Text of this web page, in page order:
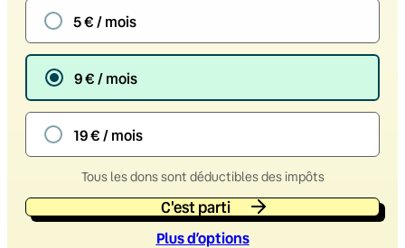
5 € / mois
9 € / mois
19 € / mois
Tous les dons sont déductibles des impôts
C'est parti
Plus d’options